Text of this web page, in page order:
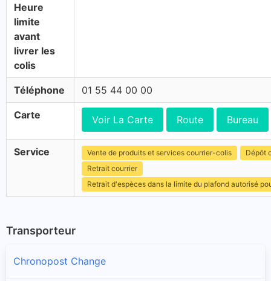
Heure
limite
avant
livrer les
colis
Téléphone 01 55 44 00 00
Carte Voir La Carte Route Bureau
Service Vente de produits et services courrier-colis
Dépôt
Retrait courrier
Retrait d'espèces dans la limite du plafond autorisé
Transporteur
Chronopost Change